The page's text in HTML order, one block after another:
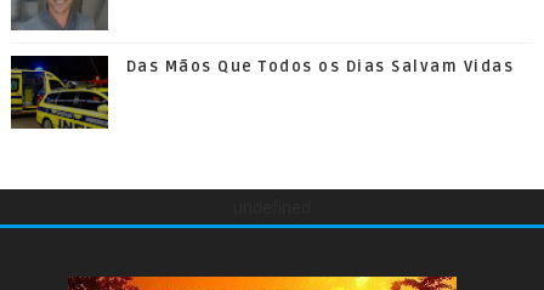
Das Mãos Que Todos os Dias Salvam Vidas